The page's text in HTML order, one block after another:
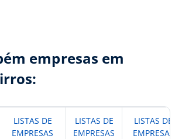
empresas em
LISTAS DE
EMPRESAS
LISTAS DE
EMPRESAS
LISTAS DE
EMPRESAS